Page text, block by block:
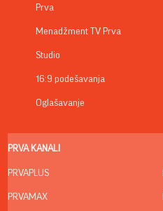
Prva
Menadžment TV Prva
Studio
16:9 podešavanja
Oglašavanje
PRVA KANALI
PRVAPLUS
PRVAMAX